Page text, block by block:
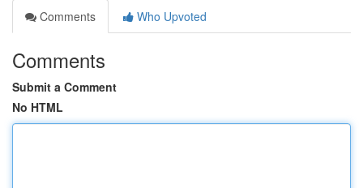
Comments
Who Upvoted
Comments
Submit a Comment
No HTML